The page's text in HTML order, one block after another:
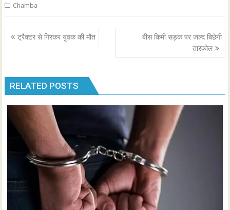
Chamba
Post
navigation
ट्रैक्टर से गिरकर युवक की मौत
बीस किमी सड़क पर जल्द बिछेगी
तारकोल
RELATED POSTS